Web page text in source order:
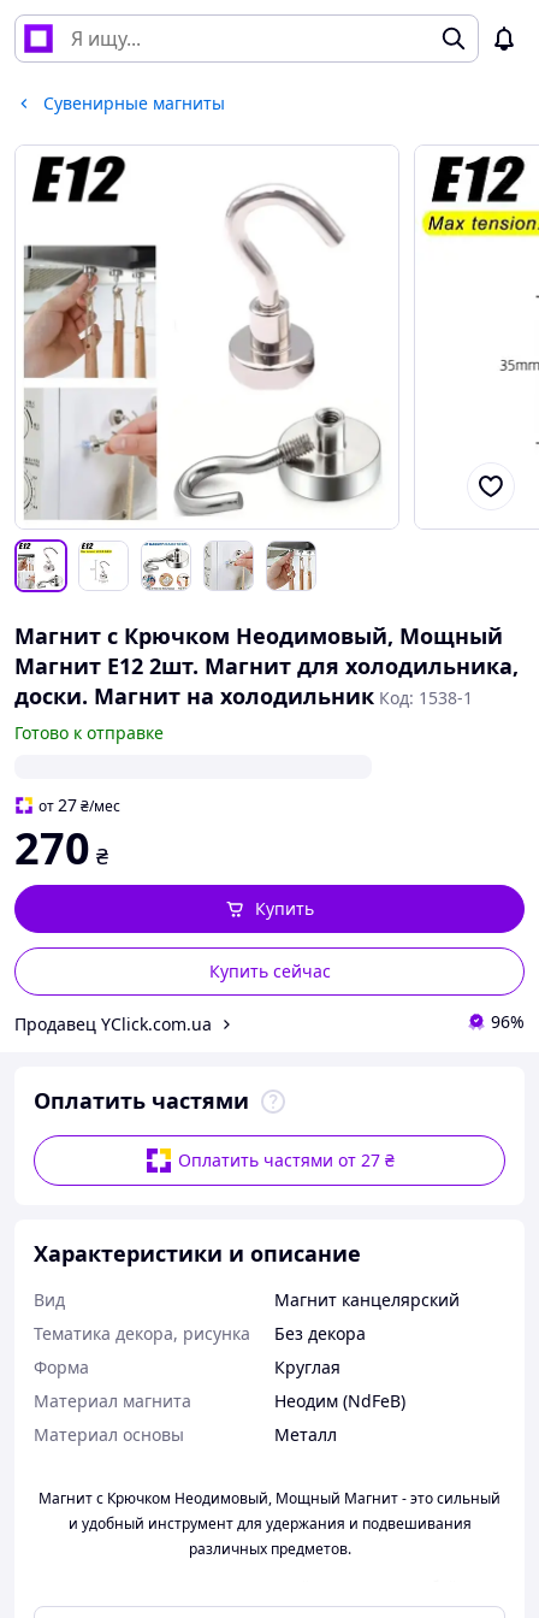
Сувенирные магниты
Магнит с Крючком Неодимовый, Мощный
Магнит E12 2шт. Магнит для холодильника,
доски. Магнит на холодильник Код: 1538-1
Готово к отправке
от27₴/мес
270 ₴
Купить сейчас
Купить
Продавец YClick.com.ua 96%
Оплатить частями
Оплатить частями от 27 ₴
Характеристики и описание
Вид
Магнит канцелярский
Тематика декора, рисунка
Без декора
Форма
Круглая
Материал магнита
Неодим (NdFeB)
Материал основы
Металл
Магнит с Крючком Неодимовый, Мощный Магнит - это сильный
и удобный инструмент для удержания и подвешивания
различных предметов.
эффективное решение для временного крепления и